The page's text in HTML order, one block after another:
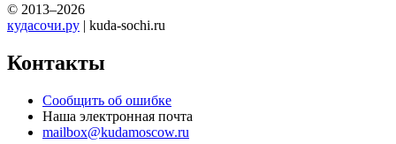
© 2013–2026
кудасочи.ру | kuda-sochi.ru
Контакты
Сообщить об ошибке
Наша электронная почта
mailbox@kudamoscow.ru